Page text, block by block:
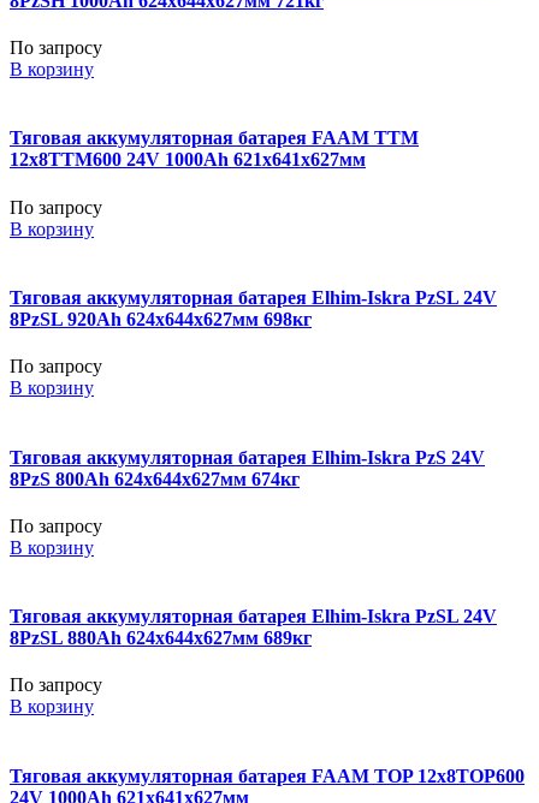
По запросу
В корзину
Тяговая аккумуляторная батарея FAAM TTM
12x8TTM600 24V 1000Ah 621x641x627мм
По запросу
В корзину
Тяговая аккумуляторная батарея Elhim-Iskra PzSL 24V
8PzSL 920Ah 624x644x627мм 698кг
По запросу
В корзину
Тяговая аккумуляторная батарея Elhim-Iskra PzS 24V
8PzS 800Ah 624x644x627мм 674кг
По запросу
В корзину
Тяговая аккумуляторная батарея Elhim-Iskra PzSL 24V
8PzSL 880Ah 624x644x627мм 689кг
По запросу
В корзину
Тяговая аккумуляторная батарея FAAM TOP 12x8TOP600
24V 1000Ah 621x641x627мм